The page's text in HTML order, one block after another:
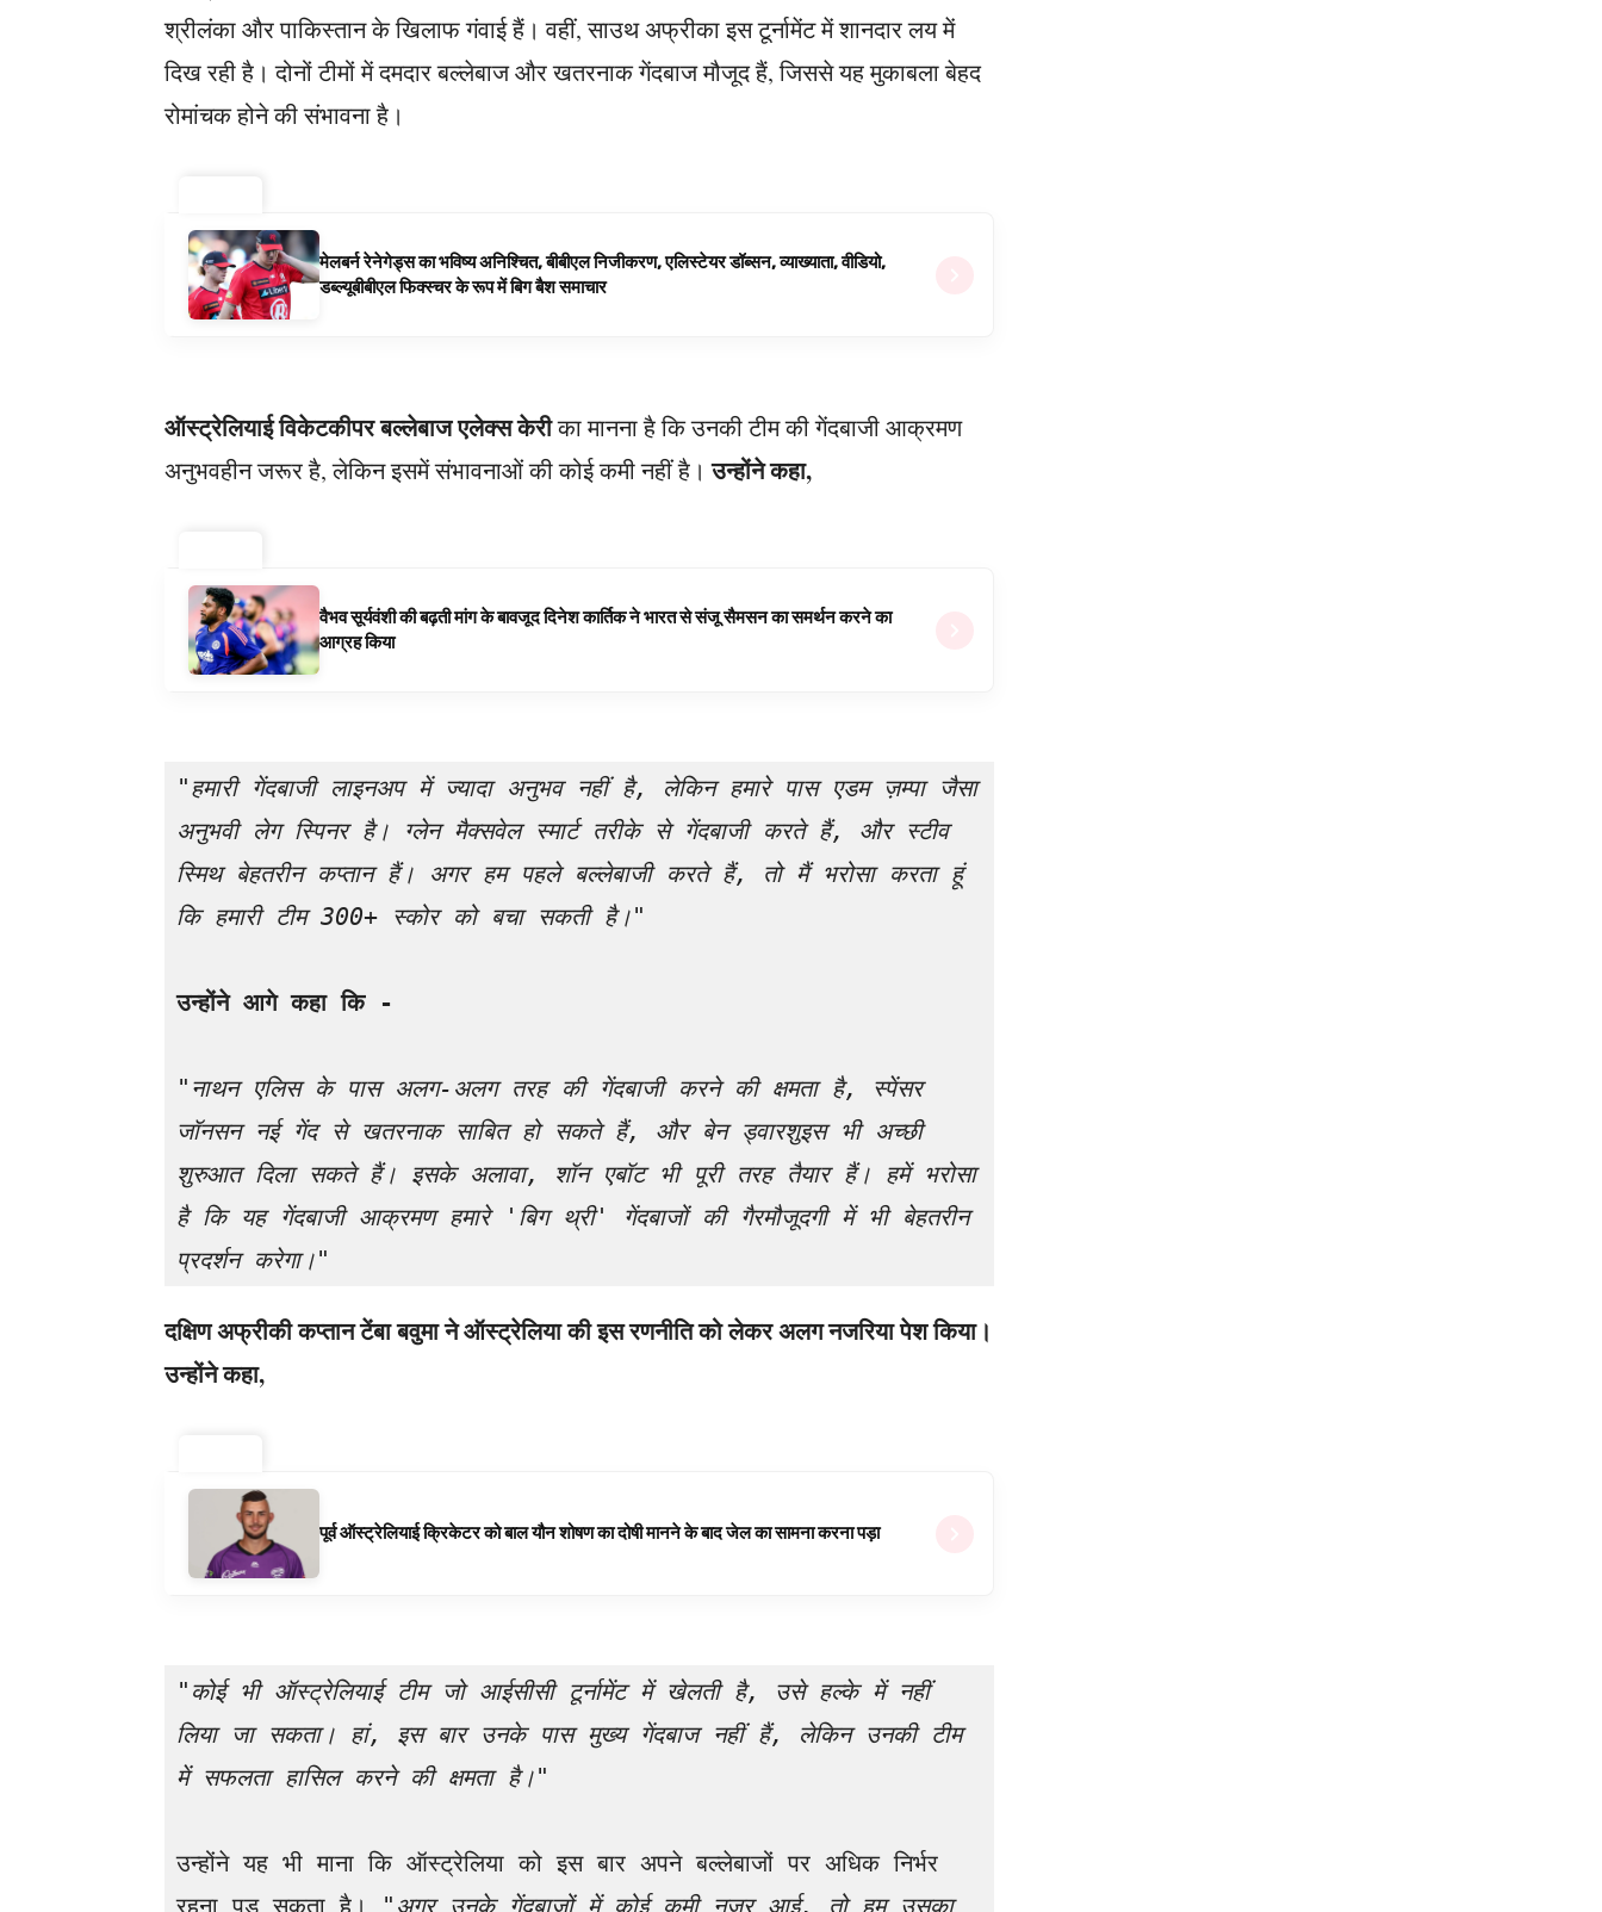
श्रीलंका और पाकिस्तान के खिलाफ गंवाई हैं। वहीं, साउथ अफ्रीका इस टूर्नामेंट में शानदार लय में
दिख रही है। दोनों टीमों में दमदार बल्लेबाज और खतरनाक गेंदबाज मौजूद हैं, जिससे यह मुकाबला बेहद
रोमांचक होने की संभावना है।
मेलबर्न रेनेगेड्स का भविष्य अनिश्चित, बीबीएल निजीकरण, एलिस्टेयर डॉब्सन, व्याख्याता, वीडियो,
डब्ल्यूबीबीएल फिक्स्चर के रूप में बिग बैश समाचार
ऑस्ट्रेलियाई विकेटकीपर बल्लेबाज एलेक्स केरीका मानना है कि उनकी टीम की गेंदबाजी आक्रमण
अनुभवहीन जरूर है, लेकिन इसमें संभावनाओं की कोई कमी नहीं है।उन्होंने कहा,
वैभव सूर्यवंशी की बढ़ती मांग के बावजूद दिनेश कार्तिक ने भारत से संजू सैमसन का समर्थन करने का
आग्रह किया
"हमारी गेंदबाजी लाइनअप में ज्यादा अनुभव नहीं है, लेकिन हमारे पास एडम ज़म्पा जैसा
अनुभवी लेग स्पिनर है। ग्लेन मैक्सवेल स्मार्ट तरीके से गेंदबाजी करते हैं, और स्टीव
स्मिथ बेहतरीन कप्तान हैं। अगर हम पहले बल्लेबाजी करते हैं, तो मैं भरोसा करता हूं
कि हमारी टीम 300+ स्कोर को बचा सकती है।"
उन्होंने आगे कहा कि -
"नाथन एलिस के पास अलग-अलग तरह की गेंदबाजी करने की क्षमता है, स्पेंसर
जॉनसन नई गेंद से खतरनाक साबित हो सकते हैं, और बेन ड्वारशुइस भी अच्छी
शुरुआत दिला सकते हैं। इसके अलावा, शॉन एबॉट भी पूरी तरह तैयार हैं। हमें भरोसा
है कि यह गेंदबाजी आक्रमण हमारे 'बिग थ्री' गेंदबाजों की गैरमौजूदगी में भी बेहतरीन
प्रदर्शन करेगा।"
दक्षिण अफ्रीकी कप्तान टेंबा बवुमा ने ऑस्ट्रेलिया की इस रणनीति को लेकर अलग नजरिया पेश किया।
उन्होंने कहा,
पूर्व ऑस्ट्रेलियाई क्रिकेटर को बाल यौन शोषण का दोषी मानने के बाद जेल का सामना करना पड़ा
"कोई भी ऑस्ट्रेलियाई टीम जो आईसीसी टूर्नामेंट में खेलती है, उसे हल्के में नहीं
लिया जा सकता। हां, इस बार उनके पास मुख्य गेंदबाज नहीं हैं, लेकिन उनकी टीम
में सफलता हासिल करने की क्षमता है।"
उन्होंने यह भी माना कि ऑस्ट्रेलिया को इस बार अपने बल्लेबाजों पर अधिक निर्भर